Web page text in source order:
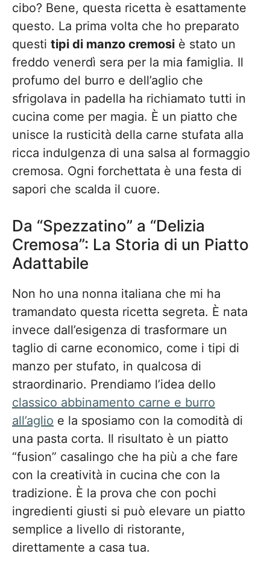
cibo? Bene, questa ricetta è esattamente
questo. La prima volta che ho preparato
questi tipi di manzo cremosi è stato un
freddo venerdì sera per la mia famiglia. Il
profumo del burro e dell’aglio che
sfrigolava in padella ha richiamato tutti in
cucina come per magia. È un piatto che
unisce la rusticità della carne stufata alla
ricca indulgenza di una salsa al formaggio
cremosa. Ogni forchettata è una festa di
sapori che scalda il cuore.
Da “Spezzatino” a “Delizia
Cremosa”: La Storia di un Piatto
Adattabile
Non ho una nonna italiana che mi ha
tramandato questa ricetta segreta. È nata
invece dall’esigenza di trasformare un
taglio di carne economico, come i tipi di
manzo per stufato, in qualcosa di
straordinario. Prendiamo l’idea dello
classico abbinamento carne e burro
all’aglio e la sposiamo con la comodità di
una pasta corta. Il risultato è un piatto
“fusion” casalingo che ha più a che fare
con la creatività in cucina che con la
tradizione. È la prova che con pochi
ingredienti giusti si può elevare un piatto
semplice a livello di ristorante,
direttamente a casa tua.